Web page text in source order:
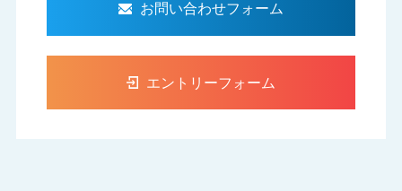
お問い合わせフォーム
エントリーフォーム